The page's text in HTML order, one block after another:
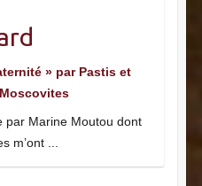
» par Pastis et
par Marine Moutou dont
m’ont